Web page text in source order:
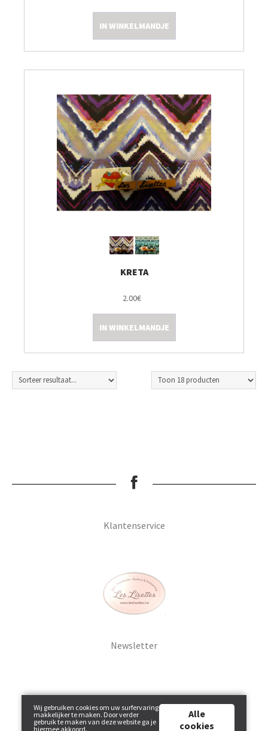
IN WINKELMANDJE
KRETA
2.00€
IN WINKELMANDJE
Klantenservice
Newsletter
Wij gebruiken cookies om uw surfervaring
makkelijker te maken. Door verder
gebruik te maken van deze website ga je
hiermee akkoord.
Alle
cookies